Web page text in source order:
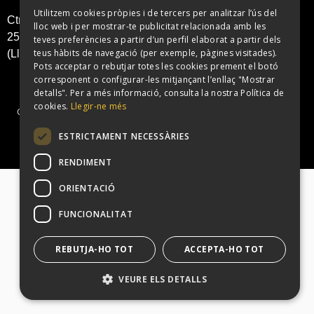
Ctra. N II, KM 486.
25241 Golmés
(Lleida)
Avís legal
Política de
Privacitat
Enviar
Copyright © BigBenDiscoteca 2024 | Desenvolupat per
SPANISH
CATALAN
Utilitzem cookies pròpies i de tercers per analitzar l’ús del
lloc web i per mostrar-te publicitat relacionada amb les
teves preferències a partir d’un perfil elaborat a partir dels
teus hàbits de navegació (per exemple, pàgines visitades).
Pots acceptar o rebutjar totes les cookies prement el botó
corresponent o configurar-les mitjançant l’enllaç "Mostrar
detalls". Per a més informació, consulta la nostra Política de
cookies. Llegir-ne més
ESTRICTAMENT NECESSÀRIES
RENDIMENT
ORIENTACIÓ
FUNCIONALITAT
ACCEPTA-HO TOT
REBUTJA-HO TOT
VEURE ELS DETALLS